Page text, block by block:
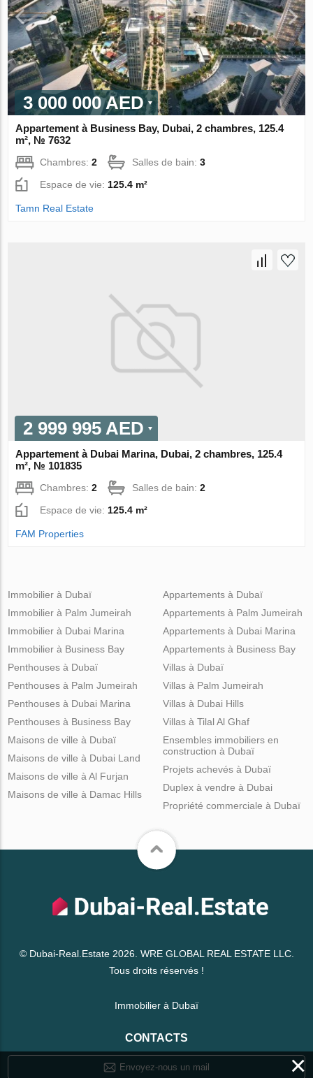
3 000 000 AED
Appartement à Business Bay, Dubai, 2 chambres, 125.4
m², № 7632
Chambres:2 Salles de bain:3
Espace de vie: 125.4 m²
Tamn Real Estate
2 999 995 AED
Appartement à Dubai Marina, Dubai, 2 chambres, 125.4
m², № 101835
Chambres:2 Salles de bain:2
Espace de vie: 125.4 m²
FAM Properties
Immobilier à Dubaï
Immobilier à Palm Jumeirah
Immobilier à Dubai Marina
Immobilier à Business Bay
Appartements à Dubaï
Appartements à Palm Jumeirah
Appartements à Dubai Marina
Appartements à Business Bay
Penthouses à Dubaï
Penthouses à Palm Jumeirah
Penthouses à Dubai Marina
Penthouses à Business Bay
Villas à Dubaï
Villas à Palm Jumeirah
Villas à Dubai Hills
Villas à Tilal Al Ghaf
Maisons de ville à Dubaï
Maisons de ville à Dubai Land
Maisons de ville à Al Furjan
Maisons de ville à Damac Hills
Ensembles immobiliers en
construction à Dubaï
Projets achevés à Dubaï
Duplex à vendre à Dubai
Propriété commerciale à Dubaï
© Dubai-Real.Estate 2026. WRE GLOBAL REAL ESTATE LLC.
Tous droits réservés !
Immobilier à Dubaï
CONTACTS
Envoyez-nous un mail ×